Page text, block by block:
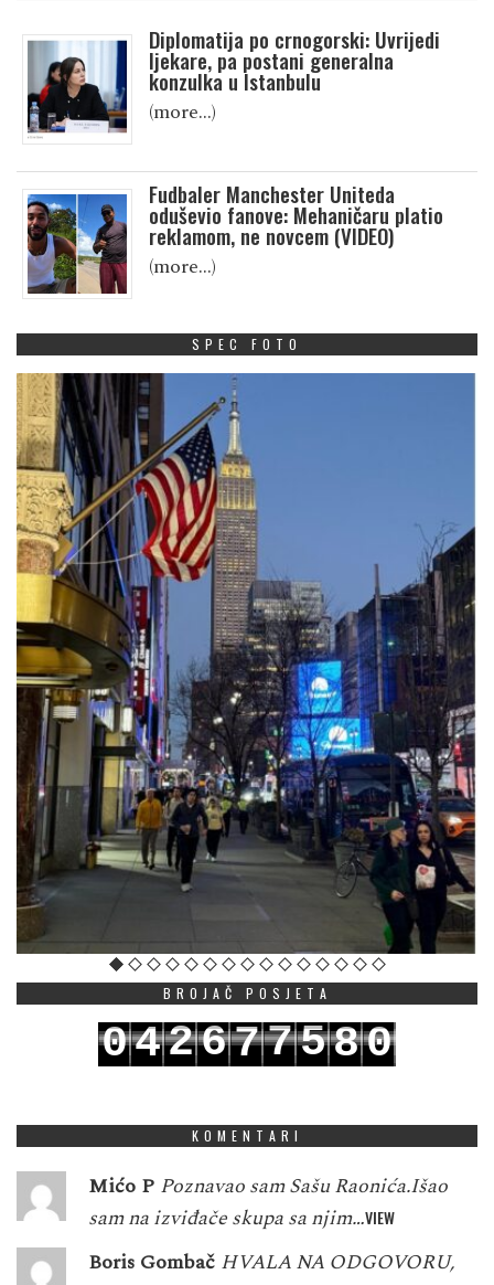
Diplomatija po crnogorski: Uvrijedi
ljekare, pa postani generalna
konzulka u Istanbulu
(more…)
Fudbaler Manchester Uniteda
oduševio fanove: Mehaničaru platio
reklamom, ne novcem (VIDEO)
(more…)
SPEC FOTO
BROJAČ POSJETA
042677580
KOMENTARI
Mićo P Poznavao sam Sašu Raonića.Išao
sam na izviđače skupa sa njim…VIEW
Boris Gombač HVALA NA ODGOVORU,